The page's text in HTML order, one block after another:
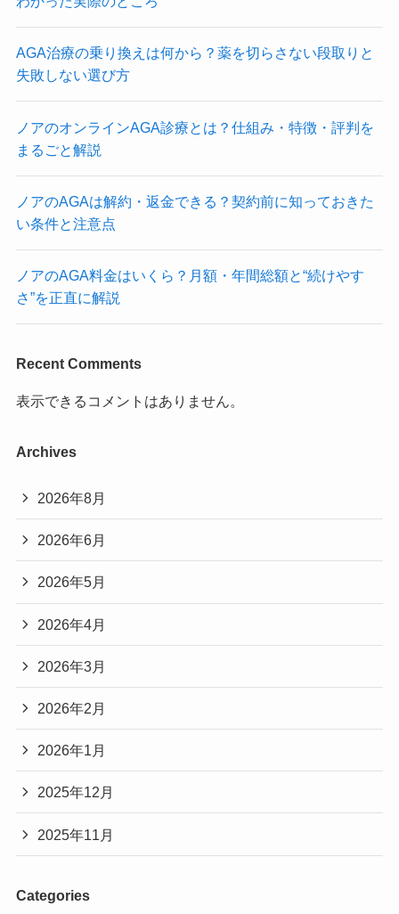
AGA治療の乗り換えは何から？薬を切らさない段取りと
失敗しない選び方
ノアのオンラインAGA診療とは？仕組み・特徴・評判を
まるごと解説
ノアのAGAは解約・返金できる？契約前に知っておきた
い条件と注意点
ノアのAGA料金はいくら？月額・年間総額と“続けやす
さ”を正直に解説
Recent Comments
表示できるコメントはありません。
Archives
2026年8月
2026年6月
2026年5月
2026年4月
2026年3月
2026年2月
2026年1月
2025年12月
2025年11月
Categories